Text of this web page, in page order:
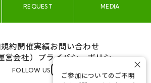
REQUEST MEDIA
約開催実績お問い合わせ
会社） プライバシーポリシー
FOLLOW US
ご参加についてのご不明
×